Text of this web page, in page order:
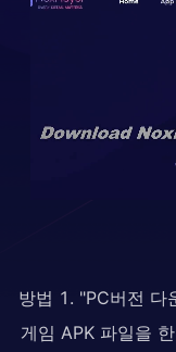
방법 1. "PC버전 다
게임 APK 파일을